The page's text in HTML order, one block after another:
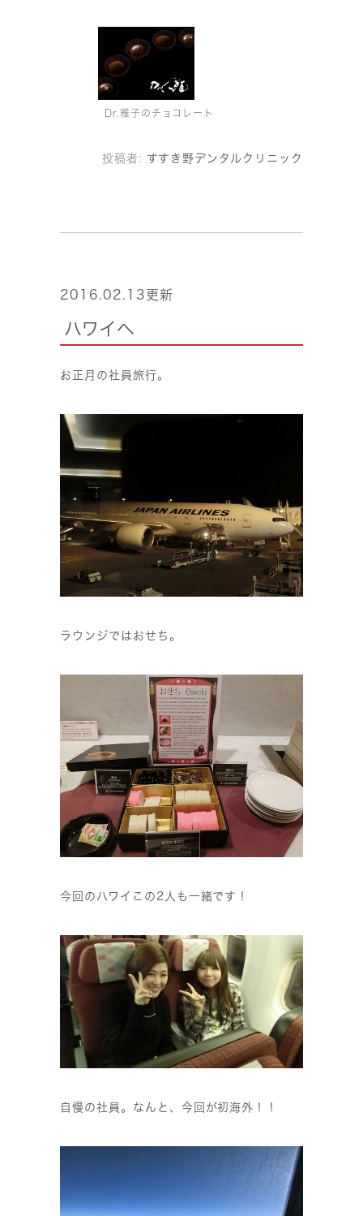
Dr.雅子のチョコレート
投稿者: すすき野デンタルクリニック
2016.02.13更新
ハワイへ
お正月の社員旅行。
ラウンジではおせち。
今回のハワイこの2人も一緒です！
自慢の社員。なんと、今回が初海外！！